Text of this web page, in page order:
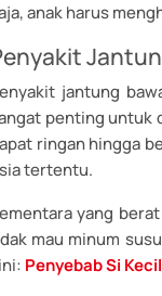
anak harus
jantung
penting untuk
ringan hingga
tertentu.
yang
mau minum
Penyebab Si